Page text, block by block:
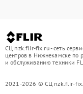
СЦ nzk.flir-fix.ru - сеть
центров в Нижнекамске по
и обслуживанию техники
2021-2026 © СЦ nzk.flir-